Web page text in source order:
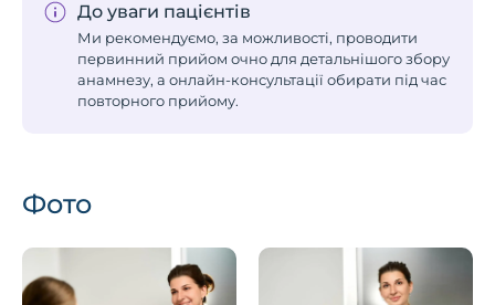
До уваги пацієнтів
Ми рекомендуємо, за можливості, проводити
первинний прийом очно для детальнішого збору
анамнезу, а онлайн-консультації обирати під час
повторного прийому.
Фото